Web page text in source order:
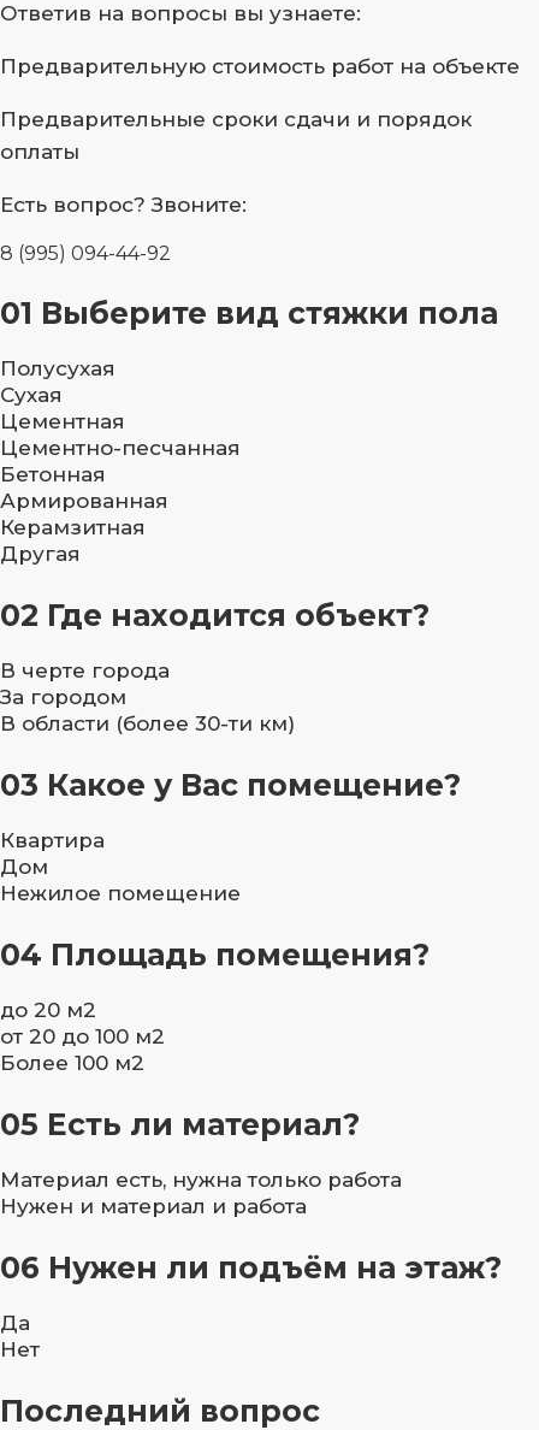
Ответив на вопросы вы узнаете:
Предварительную стоимость работ на объекте
Предварительные сроки сдачи и порядок
оплаты
Есть вопрос? Звоните:
8 (995) 094-44-92
01 Выберите вид стяжки пола
Полусухая
Сухая
Цементная
Цементно-песчанная
Бетонная
Армированная
Керамзитная
Другая
02 Где находится объект?
В черте города
За городом
В области (более 30-ти км)
03 Какое у Вас помещение?
Квартира
Дом
Нежилое помещение
04 Площадь помещения?
до 20 м2
от 20 до 100 м2
Более 100 м2
05 Есть ли материал?
Материал есть, нужна только работа
Нужен и материал и работа
06 Нужен ли подъём на этаж?
Да
Нет
Последний вопрос